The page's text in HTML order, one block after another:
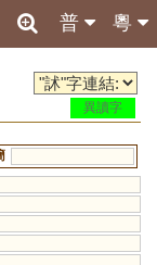
粵
普
異讀字